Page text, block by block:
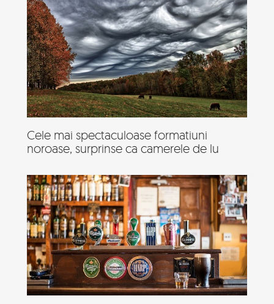
Cele mai spectaculoase formatiuni
noroase, surprinse ca camerele de lu